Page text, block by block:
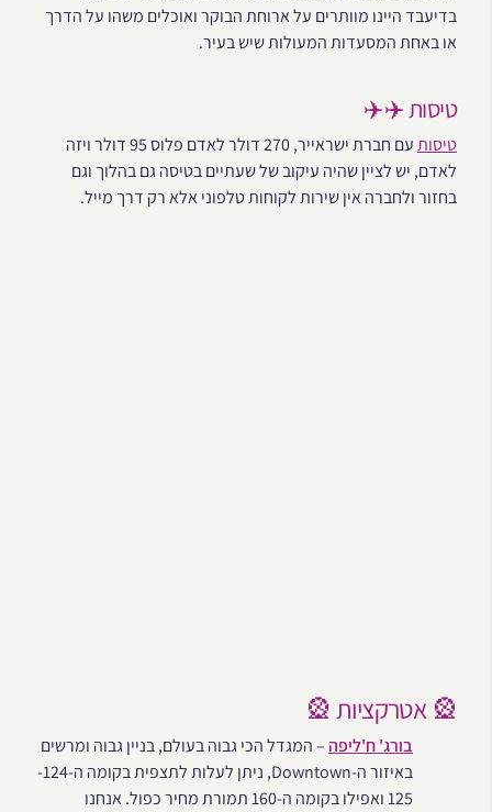
בדיעבד היינו מוותרים על ארוחת הבוקר ואוכלים משהו על הדרך
או באחת המסעדות המעולות שיש בעיר.
טיסות ✈️✈️
טיסות
עם חברת ישראייר, 270 דולר לאדם פלוס 95 דולר ויזה
לאדם, יש לציין שהיה עיקוב של שעתיים בטיסה גם בהלוך וגם
בחזור ולחברה אין שירות לקוחות טלפוני אלא רק דרך מייל.
🎡 אטרקציות 🎡
בורג' ח'ליפה– המגדל הכי גבוה בעולם, בניין גבוה ומרשים
באיזור ה-Downtown, ניתן לעלות לתצפית בקומה ה-124-
125 ואפילו בקומה ה-160 תמורת מחיר כפול. אנחנו